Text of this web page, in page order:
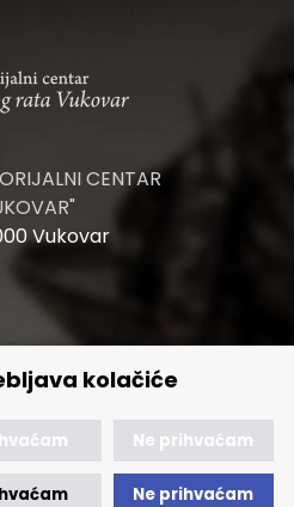
kolačiće
Ne prihvaćam
Ne prihvaćam
CENTAR
Vukovar